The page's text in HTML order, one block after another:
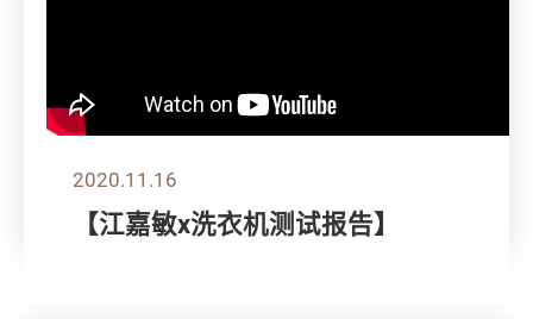
2020.11.16
【江嘉敏x洗衣机测试报告】